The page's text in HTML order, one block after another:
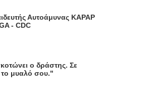
Αυτοάμυνας KAPAP
- CDC
ο δράστης. Σε
το μυαλό σου."